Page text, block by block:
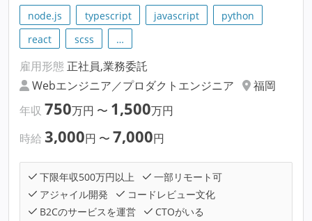
node.js typescript javascript
python
react
scss …
雇用形態 正社員,業務委託
Webエンジニア／プロダクトエンジニア
福岡
年収 750万円 〜 1,500万円
時給 3,000円 〜 7,000円
下限年収500万円以上
一部リモート可
アジャイル開発
コードレビュー文化
B2Cのサービスを運営
CTOがいる